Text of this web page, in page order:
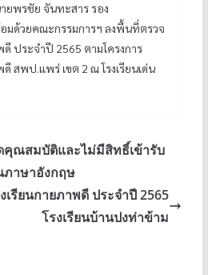
ยพรชัย จันทะสาร รอง
มด้วยคณะกรรมการฯ ลงพื้นที่ตรวจ
ดี ประจำปี 2565 ตามโครงการ
ดี สพป.แพร่ เขต 2 ณ โรงเรียนเด่น
คุณสมบัติและไม่มีสิทธิ์เข้ารับ
ภาษาอังกฤษ
เรียนกายภาพดี ประจำปี 2565
โรงเรียนบ้านปงท่าข้าม